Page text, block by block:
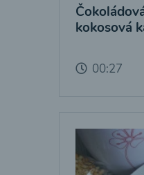
kokosová
00:27